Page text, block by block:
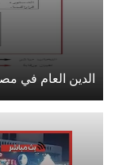
الدين العام في